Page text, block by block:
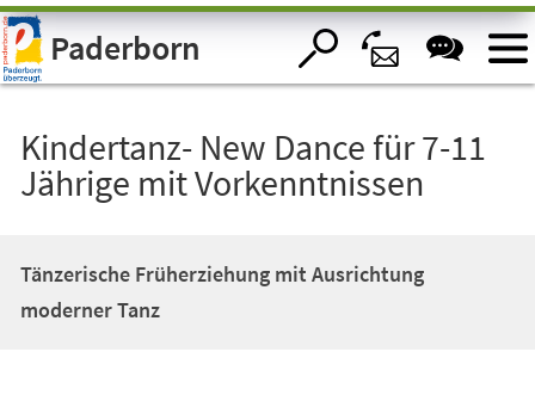
Visuelle
Assistenzsoftware
öffnen.Paderborn
Kindertanz- New Dance für 7-11
Jährige mit Vorkenntnissen
Tänzerische Früherziehung mit Ausrichtung
moderner Tanz